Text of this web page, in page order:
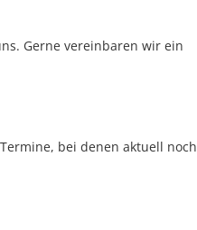
Gerne vereinbaren wir ein
bei denen aktuell noch